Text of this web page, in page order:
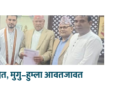
मुगु–हुम्ला आवतजावत